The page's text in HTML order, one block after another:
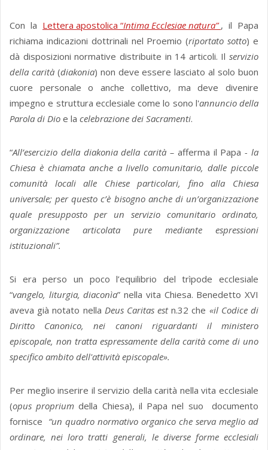
Con la Lettera apostolica “Intima Ecclesiae natura”, il Papa
richiama indicazioni dottrinali nel Proemio (riportato sotto) e
dà disposizioni normative distribuite in 14 articoli. Il servizio
della carità (diakonia) non deve essere lasciato al solo buon
cuore personale o anche collettivo, ma deve divenire
impegno e struttura ecclesiale come lo sono l'annuncio della
Parola di Dio e la celebrazione dei Sacramenti.
“All’esercizio della diakonia della carità – afferma il Papa - la
Chiesa è chiamata anche a livello comunitario, dalle piccole
comunità locali alle Chiese particolari, fino alla Chiesa
universale; per questo c’è bisogno anche di un’organizzazione
quale presupposto per un servizio comunitario ordinato,
organizzazione articolata pure mediante espressioni
istituzionali”.
Si era perso un poco l’equilibrio del trìpode ecclesiale
“vangelo, liturgia, diaconìa” nella vita Chiesa. Benedetto XVI
aveva già notato nella Deus Caritas estn.32 che «il Codice di
Diritto Canonico, nei canoni riguardanti il ministero
episcopale, non tratta espressamente della carità come di uno
specifico ambito dell'attività episcopale».
Per meglio inserire il servizio della carità nella vita ecclesiale
(opus propriumdella Chiesa), il Papa nel suo documento
fornisce “un quadro normativo organico che serva meglio ad
ordinare, nei loro tratti generali, le diverse forme ecclesiali